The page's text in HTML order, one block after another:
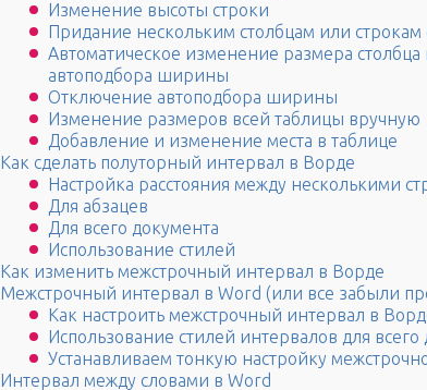
Изменение высоты строки
Придание нескольким столбцам или
Автоматическое изменение размера
автоподбора ширины
Отключение автоподбора ширины
Изменение размеров всей таблицы вручную
Добавление и изменение места в таблице
Как сделать полуторный интервал в Ворде
Настройка расстояния между несколькими
Для абзацев
Для всего документа
Использование стилей
Как изменить межстрочный интервал в Ворде
Межстрочный интервал в Word (или все забыли
Как настроить межстрочный интервал в
Использование стилей интервалов для всего
Устанавливаем тонкую настройку
Интервал между словами в Word